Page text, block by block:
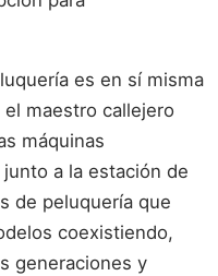
es en sí misma
maestro callejero
máquinas
a la estación de
de peluquería que
coexistiendo,
generaciones y